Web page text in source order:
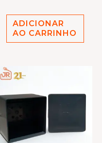
ADICIONAR
AO CARRINHO